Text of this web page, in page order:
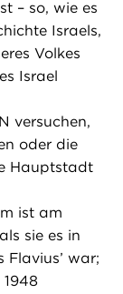
– so, wie es
Israels,
Volkes
Israel
versuchen,
oder die
Hauptstadt
ist am
sie es in
war;